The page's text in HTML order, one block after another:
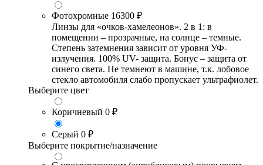
Фотохромные 16300 ₽
Линзы для «очков-хамелеонов». 2 в 1: в
помещении – прозрачные, на солнце – темные.
Степень затемнения зависит от уровня УФ-
излучения. 100% UV- защита. Бонус – защита от
синего света. Не темнеют в машине, т.к. лобовое
стекло автомобиля слабо пропускает ультрафиолет.
Выберите цвет
Коричневый 0 ₽
Серый 0 ₽
Выберите покрытие/назначение